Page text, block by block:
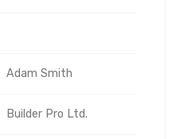
Adam Smith
Builder Pro Ltd.